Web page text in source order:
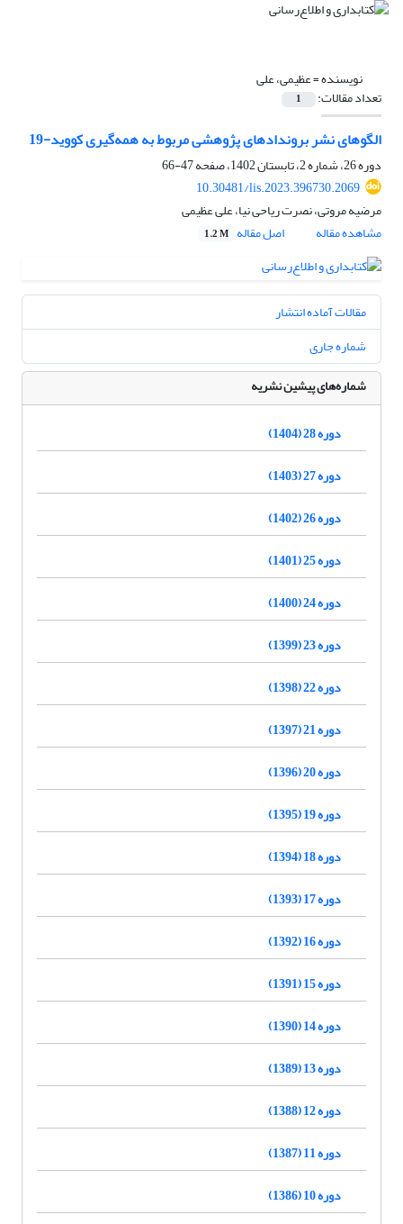
نویسنده =عظیمی، علی
تعداد مقالات: 1
الگوهای نشر بروندادهای پژوهشی مربوط به همه‌گیری کووید-19
دوره 26، شماره 2، تابستان 1402، صفحه
47-66
10.30481/lis.2023.396730.2069
مرضیه مروتی، نصرت ریاحی نیا، علی عظیمی
مشاهده مقاله
اصل مقاله 1.2 M
مقالات آماده انتشار
شماره جاری
شماره‌های پیشین نشریه
دوره 28 (1404)
دوره 27 (1403)
دوره 26 (1402)
دوره 25 (1401)
دوره 24 (1400)
دوره 23 (1399)
دوره 22 (1398)
دوره 21 (1397)
دوره 20 (1396)
دوره 19 (1395)
دوره 18 (1394)
دوره 17 (1393)
دوره 16 (1392)
دوره 15 (1391)
دوره 14 (1390)
دوره 13 (1389)
دوره 12 (1388)
دوره 11 (1387)
دوره 10 (1386)